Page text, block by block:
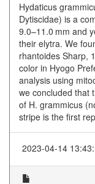
Hydaticus
Dytiscidae) is a
9.0–11.0 mm and
their elytra. We
rhantoides Sharp,
color in Hyogo
analysis using
we concluded that
of H. grammicus
stripe is the first
2023-04-14